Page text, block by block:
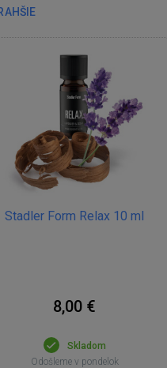
Stadler Form Relax 10 ml
8,00 €
Skladom
Odošleme v pondelok